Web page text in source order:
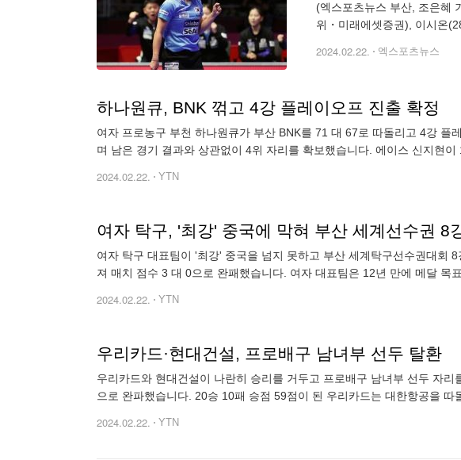
(엑스포츠뉴스 부산, 조은혜
위・미래에셋증권), 이시온
2024.02.22. 엑스포츠뉴스
하나원큐, BNK 꺾고 4강 플레이오프 진출 확정
여자 프로농구 부천 하나원큐가 부산 BNK를 71 대 67로 따돌리고 4강
며 남은 경기 결과와 상관없이 4위 자리를 확보했습니다. 에이스 신지현
2024.02.22. YTN
여자 탁구, '최강' 중국에 막혀 부산 세계선수권 8
여자 탁구 대표팀이 '최강' 중국을 넘지 못하고 부산 세계탁구선수권대회
져 매치 점수 3 대 0으로 완패했습니다. 여자 대표팀은 12년 만에 메달
2024.02.22. YTN
우리카드·현대건설, 프로배구 남녀부 선두 탈환
우리카드와 현대건설이 나란히 승리를 거두고 프로배구 남녀부 선두 자
으로 완파했습니다. 20승 10패 승점 59점이 된 우리카드는 대한항공을
2024.02.22. YTN